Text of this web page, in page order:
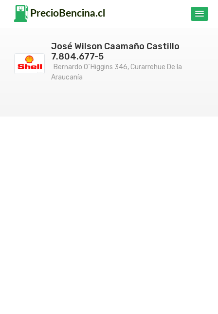
José Wilson Caamaño Castillo
7.804.677-5
Bernardo O´Higgins 346, Curarrehue De la
Araucanía